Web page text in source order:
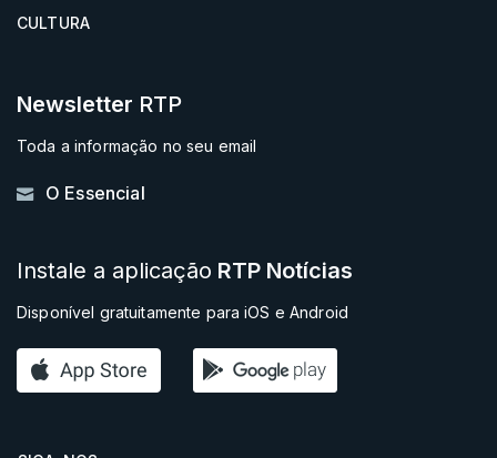
CULTURA
Newsletter RTP
Toda a informação no seu email
O Essencial
Instale a aplicação RTP Notícias
Disponível gratuitamente para iOS e Android